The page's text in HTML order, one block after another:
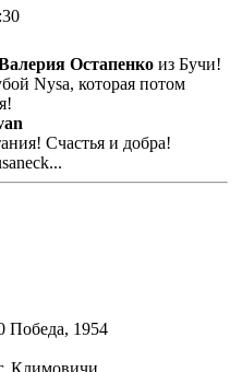
Остапенко из Бучи!
Nysa, которая потом
Счастья и добра!
Победа, 1954
Климовичи